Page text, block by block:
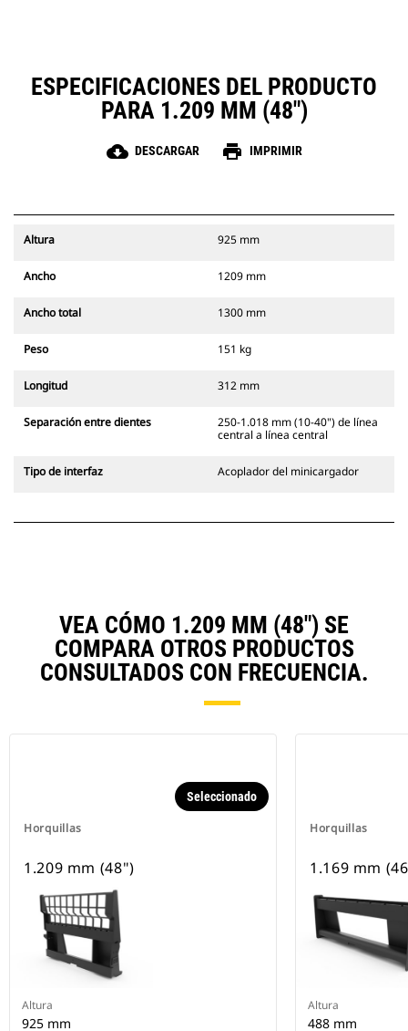
ESPECIFICACIONES DEL PRODUCTO
PARA 1.209 MM (48")
cloud_download DESCARGAR print IMPRIMIR
Altura 925 mm
Ancho 1209 mm
Ancho total 1300 mm
Peso 151 kg
Longitud 312 mm
Separación entre dientes
250-1.018 mm (10-40") de línea
central a línea central
Tipo de interfaz Acoplador del minicargador
VEA CÓMO 1.209 MM (48") SE
COMPARA OTROS PRODUCTOS
CONSULTADOS CON FRECUENCIA.
Horquillas
Seleccionado
1.209 mm (48")
Altura
925 mm
Horquillas
1.169 mm
Altura
488 mm